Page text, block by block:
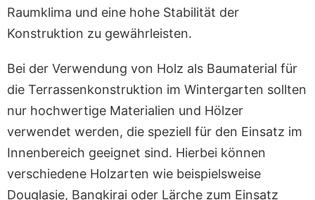
Raumklima und eine hohe Stabilität der
Konstruktion zu gewährleisten.
Bei der Verwendung von Holz als Baumaterial für
die Terrassenkonstruktion im Wintergarten sollten
nur hochwertige Materialien und Hölzer
verwendet werden, die speziell für den Einsatz im
Innenbereich geeignet sind. Hierbei können
verschiedene Holzarten wie beispielsweise
Douglasie, Bangkirai oder Lärche zum Einsatz